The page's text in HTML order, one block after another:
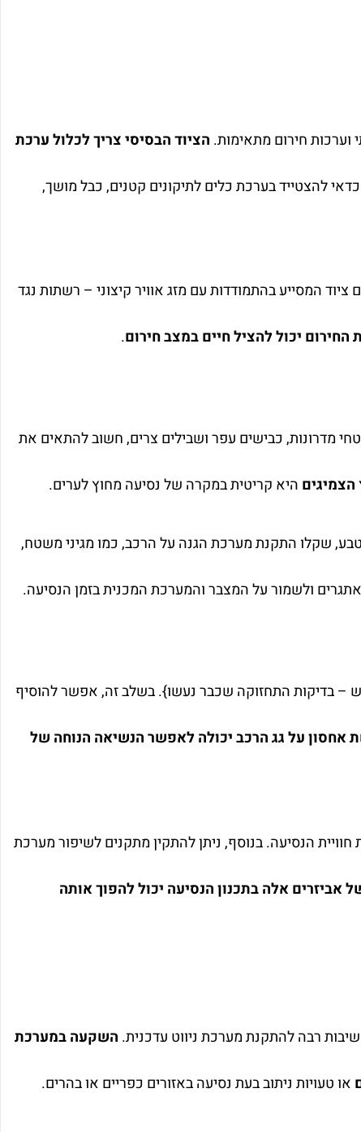
חירום מתאימות. הציוד הבסיסי צריך לכלול ערכת
להצטייד בערכת כלים לתיקונים קטנים, כבל מושך,
המסייע בהתמודדות עם מזג אוויר קיצוני – רשתות נגד
החירום יכול להציל חיים במצב חירום.
מדרונות, כבישים עפר ושבילים צרים, חשוב להתאים את
היא קריטית במקרה של נסיעה מחוץ לערים.
שקלו התקנת מערכת הגנה על הרכב, כמו מגיני משטח,
ולשמור על המצבר והמערכת המכנית בזמן הנסיעה.
– בדיקות התחזוקה שכבר נעשו}. בשלב זה, אפשר להוסיף
אחסון על גג הרכב יכולה לאפשר הנשיאה הנוחה של
הנסיעה. בנוסף, ניתן להתקין מתקנים לשיפור מערכת
אביזרים אלה בתכנון הנסיעה יכול להפוך אותה
רבה להתקנת מערכת ניווט עדכנית. השקעה במערכת
או טעויות ניתוב בעת נסיעה באזורים כפריים או בהרים.